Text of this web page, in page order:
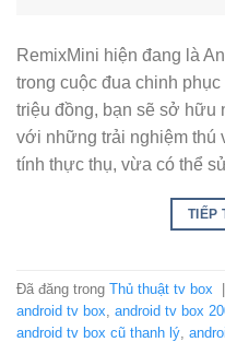
RemixMini hiện đang là
trong cuộc đua chinh
triệu đồng, bạn sẽ sở hữu
với những trải nghiệm thú
tính thực thụ, vừa có thể
TIẾP
Đã đăng trong Thủ thuật tv box
android tv box android tv box
android tv box cũ thanh lý